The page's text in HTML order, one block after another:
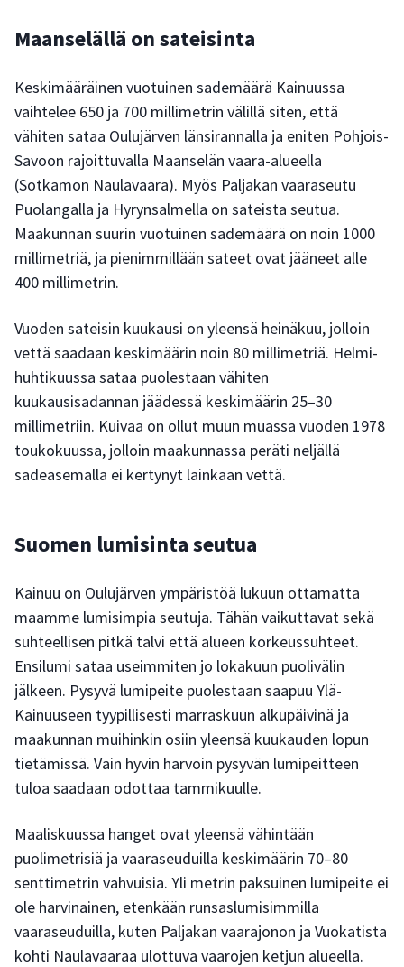
Maanselällä on sateisinta
Keskimääräinen vuotuinen sademäärä Kainuussa
vaihtelee 650 ja 700 millimetrin välillä siten, että
vähiten sataa Oulujärven länsirannalla ja eniten Pohjois-
Savoon rajoittuvalla Maanselän vaara-alueella
(Sotkamon Naulavaara). Myös Paljakan vaaraseutu
Puolangalla ja Hyrynsalmella on sateista seutua.
Maakunnan suurin vuotuinen sademäärä on noin 1000
millimetriä, ja pienimmillään sateet ovat jääneet alle
400 millimetrin.
Vuoden sateisin kuukausi on yleensä heinäkuu, jolloin
vettä saadaan keskimäärin noin 80 millimetriä. Helmi-
huhtikuussa sataa puolestaan vähiten
kuukausisadannan jäädessä keskimäärin 25–30
millimetriin. Kuivaa on ollut muun muassa vuoden 1978
toukokuussa, jolloin maakunnassa peräti neljällä
sadeasemalla ei kertynyt lainkaan vettä.
Suomen lumisinta seutua
Kainuu on Oulujärven ympäristöä lukuun ottamatta
maamme lumisimpia seutuja. Tähän vaikuttavat sekä
suhteellisen pitkä talvi että alueen korkeussuhteet.
Ensilumi sataa useimmiten jo lokakuun puolivälin
jälkeen. Pysyvä lumipeite puolestaan saapuu Ylä-
Kainuuseen tyypillisesti marraskuun alkupäivinä ja
maakunnan muihinkin osiin yleensä kuukauden lopun
tietämissä. Vain hyvin harvoin pysyvän lumipeitteen
tuloa saadaan odottaa tammikuulle.
Maaliskuussa hanget ovat yleensä vähintään
puolimetrisiä ja vaaraseuduilla keskimäärin 70–80
senttimetrin vahvuisia. Yli metrin paksuinen lumipeite ei
ole harvinainen, etenkään runsaslumisimmilla
vaaraseuduilla, kuten Paljakan vaarajonon ja Vuokatista
kohti Naulavaaraa ulottuva vaarojen ketjun alueella.